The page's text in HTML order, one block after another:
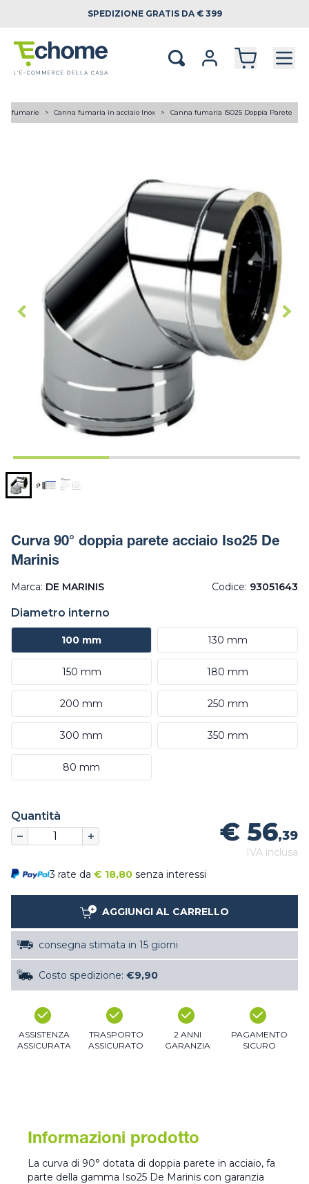
SPEDIZIONE GRATIS DA € 399
fumarie Canna fumaria in acciaio Inox Canna fumaria ISO25 Doppia Parete
Curva 90° doppia parete acciaio Iso25 De
Marinis
Marca: DE MARINIS Codice: 93051643
Diametro interno
100 mm 130 mm
150 mm 180 mm
200 mm 250 mm
300 mm 350 mm
80 mm
Quantità
€ 56,39
IVA inclusa
3 rate da € 18,80 senza interessi
AGGIUNGI AL CARRELLO
consegna stimata in 15 giorni
Costo spedizione: €9,90
ASSISTENZA
ASSICURATA
TRASPORTO
ASSICURATO
2 ANNI
GARANZIA
PAGAMENTO
SICURO
Informazioni prodotto
La curva di 90° dotata di doppia parete in acciaio, fa
parte della gamma Iso25 De Marinis con garanzia